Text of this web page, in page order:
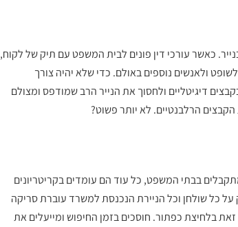
כאשר עורכי דין פונים לבית המשפט עם תיק של לקוח,
ולאנשים נוספים באולם. כדי שלא יהיה צורך
דיגיטליים ולחסוך את הנייר הרב שמודפס ומצולם
הרלבנטיים. לא יותר פשוט?
בבתי המשפט, כל עוד הם עומדים בקריטריונים
כל שולחן וכל הניירת הנכנסת למשרד עוברת סריקה
בלחיצת כפתור. חוסכים בזמן החיפוש ומייעלים את